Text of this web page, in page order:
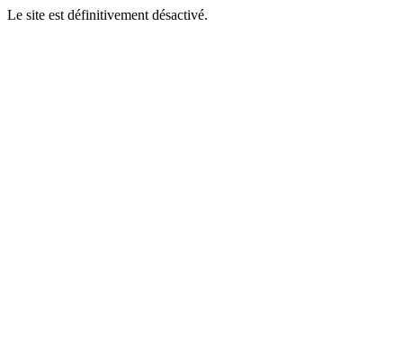
Le site est définitivement désactivé.